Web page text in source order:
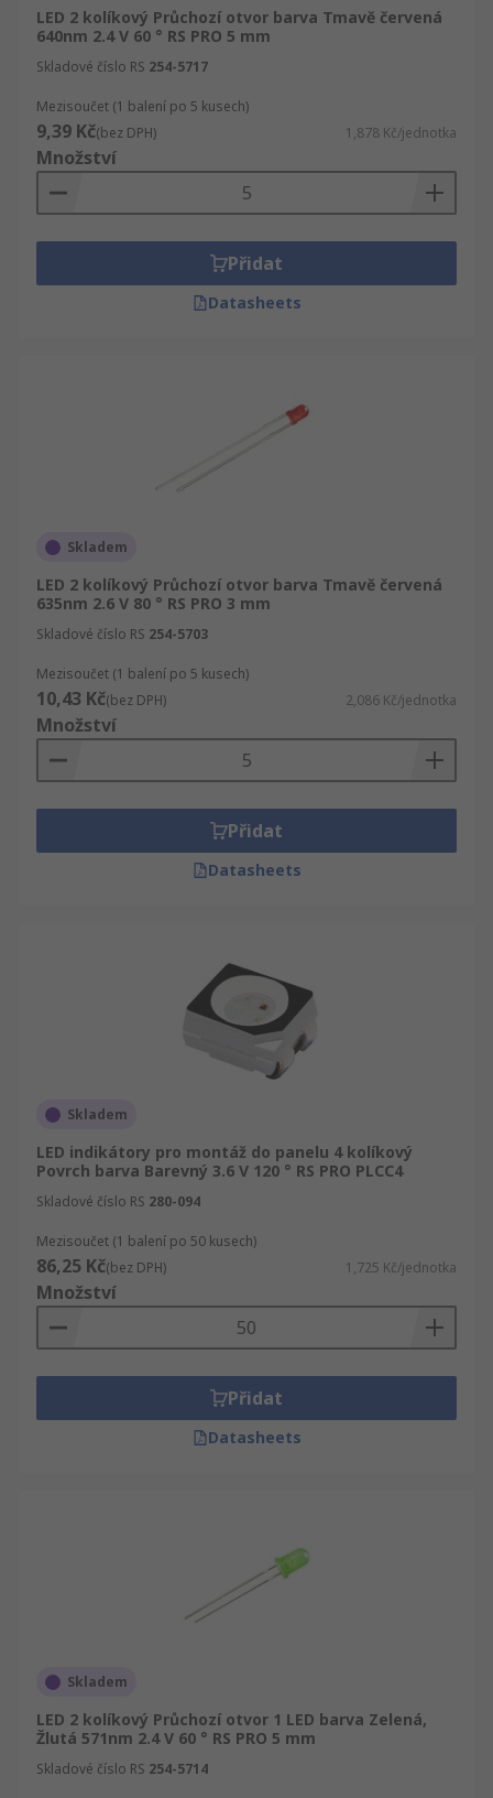
Viditelné LED indikátory mají různé viditelné
Blikající LED jsou indikátory vyžadují
pozornost nebo označují varování, které
jsou ovládány multivibračními obvody
blikajícími v předem nastavených
Dvoubarevné indikátory LED mají v jedné
jednotce dva různé barevné indikátory LED,
které zobrazují stav systému, například
nejběžnějším příkladem jsou systémy
RGB (červená, zelená, modrá) LED diody
mají vestavěné řídicí jednotky pro vytváření
většinou v dekorativních a zábavních
aplikacích.
LED 2 kolíkový Průchozí otvor barva Tmavě červená
640nm 2.4 V 60 ° RS PRO 5 mm
Skladové číslo RS 254-5717
Mezisoučet (1 balení po 5 kusech)
9,39 Kč(bez DPH) 1,878 Kč/jednotka
Množství
Přidat
Datasheets
Skladem
LED 2 kolíkový Průchozí otvor barva Tmavě červená
635nm 2.6 V 80 ° RS PRO 3 mm
Skladové číslo RS 254-5703
Mezisoučet (1 balení po 5 kusech)
10,43 Kč(bez DPH) 2,086 Kč/jednotka
Množství
Přidat
Datasheets
Skladem
LED indikátory pro montáž do panelu 4 kolíkový
Povrch barva Barevný 3.6 V 120 ° RS PRO PLCC4
Skladové číslo RS 280-094
Mezisoučet (1 balení po 50 kusech)
86,25 Kč(bez DPH) 1,725 Kč/jednotka
Množství
Přidat
Datasheets
Skladem
LED 2 kolíkový Průchozí otvor 1 LED barva Zelená,
Žlutá 571nm 2.4 V 60 ° RS PRO 5 mm
Skladové číslo RS 254-5714